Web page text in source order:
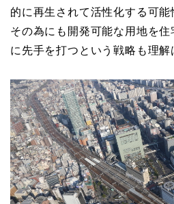
的に再生されて活性化する可能
その為にも開発可能な用地を住
に先手を打つという戦略も理解